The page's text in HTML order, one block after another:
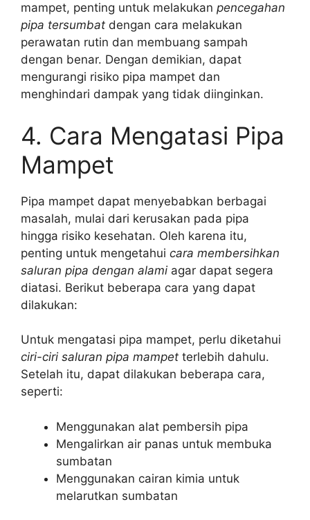
mampet, penting untuk melakukan pencegahan
pipa tersumbat dengan cara melakukan
perawatan rutin dan membuang sampah
dengan benar. Dengan demikian, dapat
mengurangi risiko pipa mampet dan
menghindari dampak yang tidak diinginkan.
4. Cara Mengatasi Pipa
Mampet
Pipa mampet dapat menyebabkan berbagai
masalah, mulai dari kerusakan pada pipa
hingga risiko kesehatan. Oleh karena itu,
penting untuk mengetahui cara membersihkan
saluran pipa dengan alami agar dapat segera
diatasi. Berikut beberapa cara yang dapat
dilakukan:
Untuk mengatasi pipa mampet, perlu diketahui
ciri-ciri saluran pipa mampet terlebih dahulu.
Setelah itu, dapat dilakukan beberapa cara,
seperti:
Menggunakan alat pembersih pipa
Mengalirkan air panas untuk membuka
sumbatan
Menggunakan cairan kimia untuk
melarutkan sumbatan